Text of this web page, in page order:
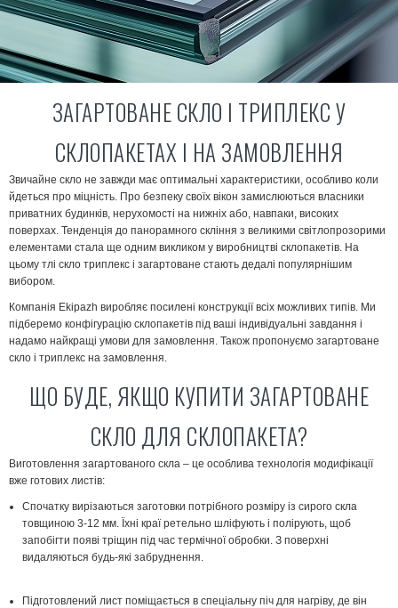
ЗАГАРТОВАНЕ СКЛО І ТРИПЛЕКС У
СКЛОПАКЕТАХ І НА ЗАМОВЛЕННЯ
Звичайне скло не завжди має оптимальні характеристики, особливо коли
йдеться про міцність. Про безпеку своїх вікон замислюються власники
приватних будинків, нерухомості на нижніх або, навпаки, високих
поверхах. Тенденція до панорамного скління з великими світлопрозорими
елементами стала ще одним викликом у виробництві склопакетів. На
цьому тлі скло триплекс і загартоване стають дедалі популярнішим
вибором.
Компанія Ekipazh виробляє посилені конструкції всіх можливих типів. Ми
підберемо конфігурацію склопакетів під ваші індивідуальні завдання і
надамо найкращі умови для замовлення. Також пропонуємо загартоване
скло і триплекс на замовлення.
ЩО БУДЕ, ЯКЩО КУПИТИ ЗАГАРТОВАНЕ
СКЛО ДЛЯ СКЛОПАКЕТА?
Виготовлення загартованого скла – це особлива технологія модифікації
вже готових листів:
Спочатку вирізаються заготовки потрібного розміру із сирого скла
товщиною 3-12 мм. Їхні краї ретельно шліфують і полірують, щоб
запобігти появі тріщин під час термічної обробки. З поверхні
видаляються будь-які забруднення.
Підготовлений лист поміщається в спеціальну піч для нагріву, де він